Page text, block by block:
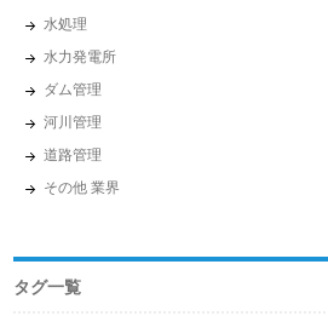
水処理
水力発電所
ダム管理
河川管理
道路管理
その他 業界
タグ一覧